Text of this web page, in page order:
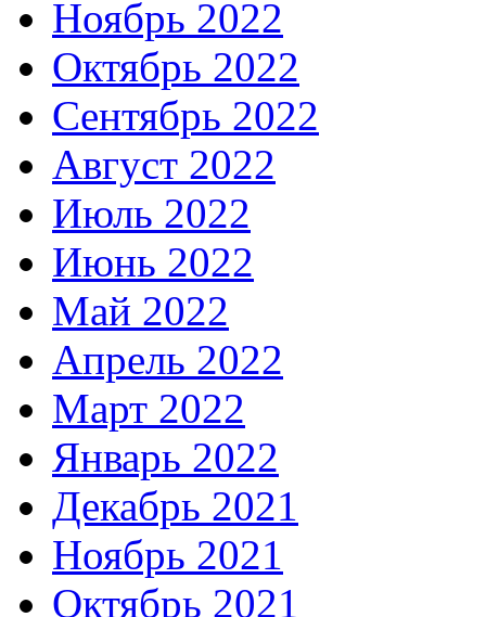
Ноябрь 2022
Октябрь 2022
Сентябрь 2022
Август 2022
Июль 2022
Июнь 2022
Май 2022
Апрель 2022
Март 2022
Январь 2022
Декабрь 2021
Ноябрь 2021
Октябрь 2021